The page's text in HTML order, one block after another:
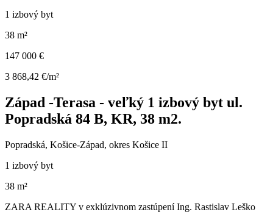
1 izbový byt
38 m²
147 000 €
3 868,42 €/m²
Západ -Terasa - veľký 1 izbový byt ul.
Popradská 84 B, KR, 38 m2.
Popradská, Košice-Západ, okres Košice II
1 izbový byt
38 m²
ZARA REALITY v exklúzivnom zastúpení Ing. Rastislav Leško